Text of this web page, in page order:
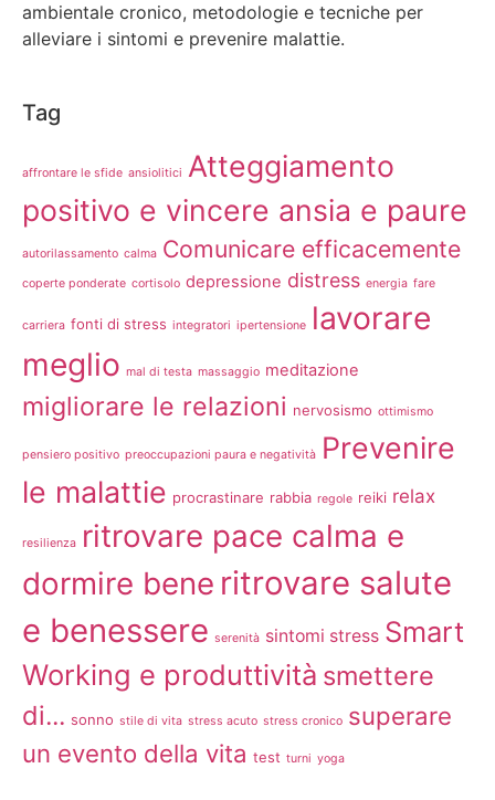
ambientale cronico, metodologie e tecniche per
alleviare i sintomi e prevenire malattie.
Tag
affrontare le sfide ansiolitici Atteggiamento
positivo e vincere ansia e paure
autorilassamento calma Comunicare efficacemente
coperte ponderate cortisolo depressione distress energia fare
carriera fonti di stress integratori ipertensione lavorare
meglio mal di testa massaggio meditazione
migliorare le relazioni nervosismo ottimismo
pensiero positivo preoccupazioni paura e negatività Prevenire
le malattie procrastinare rabbia regole reiki relax
resilienza ritrovare pace calma e
dormire bene ritrovare salute
e benessere serenità sintomi stress Smart
Working e produttività smettere
di... sonno stile di vita stress acuto stress cronico superare
un evento della vita test turni yoga